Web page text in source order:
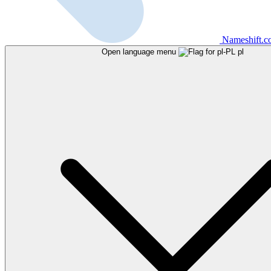
Open language menu pl